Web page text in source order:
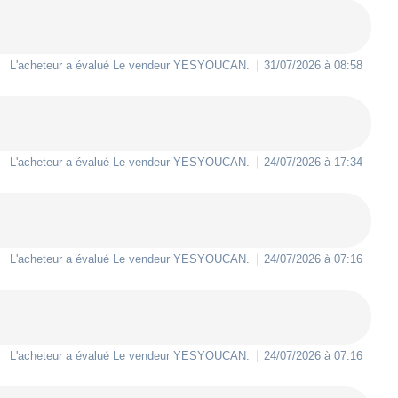
L'acheteur a évalué Le vendeur YESYOUCAN 31/07/2026 à 08:58
L'acheteur a évalué Le vendeur YESYOUCAN 24/07/2026 à 17:34
L'acheteur a évalué Le vendeur YESYOUCAN 24/07/2026 à 07:16
L'acheteur a évalué Le vendeur YESYOUCAN 24/07/2026 à 07:16